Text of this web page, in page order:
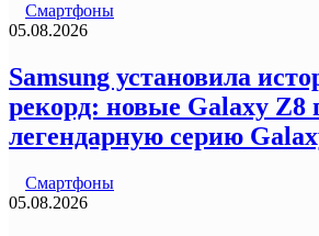
Смартфоны
05.08.2026
Samsung установила
рекорд: новые Galaxy Z8
легендарную серию
Смартфоны
05.08.2026